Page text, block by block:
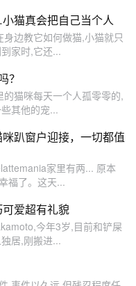
猫真会把自己当个人
边教它如何做猫,小猫就只
家时,它还...
？
猫咪每天一个人孤零零的,
其他的宠...
趴窗户迎接，一切都值
家里有两... 原本
福了。这天...
爱超有礼貌
今年3岁,目前和铲屎
居,刚搬进...